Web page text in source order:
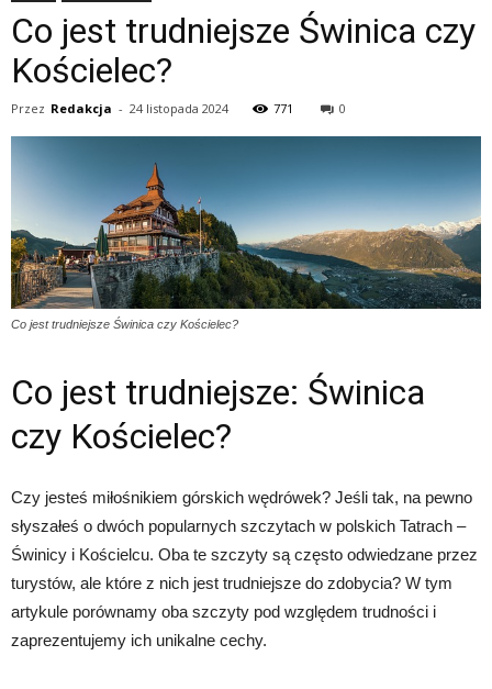
Co jest trudniejsze Świnica czy
Kościelec?
Przez Redakcja - 24 listopada 2024 771 0
Co jest trudniejsze Świnica czy Kościelec?
Co jest trudniejsze: Świnica
czy Kościelec?
Czy jesteś miłośnikiem górskich wędrówek? Jeśli tak, na pewno
słyszałeś o dwóch popularnych szczytach w polskich Tatrach –
Świnicy i Kościelcu. Oba te szczyty są często odwiedzane przez
turystów, ale które z nich jest trudniejsze do zdobycia? W tym
artykule porównamy oba szczyty pod względem trudności i
zaprezentujemy ich unikalne cechy.